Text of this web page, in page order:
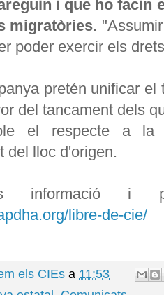
i que ho facin
migratòries.
poder exercir els
pretén unificar
del tancament dels
el respecte a la
del lloc d'origen.
informació i
libre-de-cie/
els CIEs a 11:53